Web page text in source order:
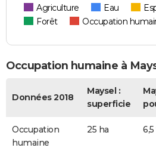
Agriculture Eau
Forêt
Occupation
Occupation humaine à
Données 2018
Maysel :
superficie
Occupation
humaine
25 ha 6,5